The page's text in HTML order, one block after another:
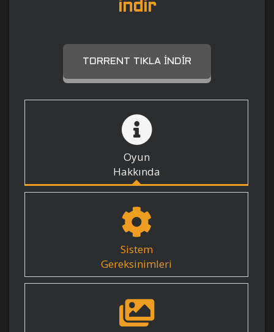
indir
TORRENT TIKLA İNDIR
Oyun
Hakkında
Sistem
Gereksinimleri